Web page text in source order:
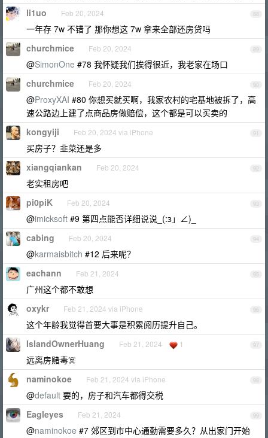
88
li1uo Feb 20, 2024
一年存 7w 不错了 那你想这 7w 拿来全部还房贷吗
89
churchmice Feb 20, 2024
@SimonOne #78 我怀疑我们挨得很近，我老家在场口
90
churchmice Feb 20, 2024
@ProxyXAI #80 你想买就买啊，我家农村的宅基地被拆了，高
速公路边上建了点商品房做赔偿，这个都是可以买卖的
91
kongyiji Feb 20, 2024 via iPhone
买房子？韭菜还是多
92
xiangqiankan Feb 20, 2024
老实租房吧
93
pi0piK Feb 20, 2024
@imicksoft #9 第四点能否详细说说_(:з」∠)_
94
cabing Feb 20, 2024
@karmaisbitch #12 后来呢？
95
eachann Feb 21, 2024
广州这个都不敢想
96
oxykr Feb 21, 2024 via iPhone
这个年龄我觉得首要大事是积累阅历提升自己。
97
IslandOwnerHuang Feb 21, 2024 1
远离房赌毒☠️
98
naminokoe Feb 21, 2024 via iPhone
@default 要的，房子和汽车都得交税
99
Eagleyes Feb 21, 2024
@naminokoe #7 郊区到市中心通勤需要多久？从出家门开始